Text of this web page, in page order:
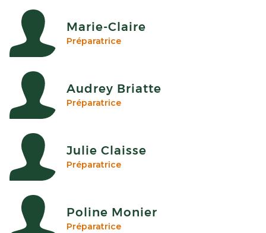
Marie-Claire
Préparatrice
Audrey Briatte
Préparatrice
Julie Claisse
Préparatrice
Poline Monier
Préparatrice